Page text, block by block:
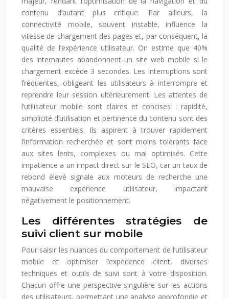
contenu d’autant plus critique. Par ailleurs, la
connectivité mobile, souvent instable, influence la
vitesse de chargement des pages et, par conséquent, la
qualité de l’expérience utilisateur. On estime que 40%
des internautes abandonnent un site web mobile si le
chargement excède 3 secondes. Les interruptions sont
fréquentes, obligeant les utilisateurs à interrompre et
reprendre leur session ultérieurement. Les attentes de
l’utilisateur mobile sont claires et concises : rapidité,
simplicité d’utilisation et pertinence du contenu sont des
critères essentiels. Ils aspirent à trouver rapidement
l’information recherchée et sont moins tolérants face
aux sites lents, complexes ou mal optimisés. Cette
impatience a un impact direct sur le SEO, car un taux de
rebond élevé signale aux moteurs de recherche une
mauvaise expérience utilisateur, impactant
négativement le positionnement.
Les différentes stratégies de
suivi client sur mobile
Pour saisir les nuances du comportement de l’utilisateur
mobile et optimiser l’expérience client, diverses
techniques et outils de suivi sont à votre disposition.
Chacun offre une perspective singulière sur les actions
des utilisateurs, permettant une analyse approfondie et